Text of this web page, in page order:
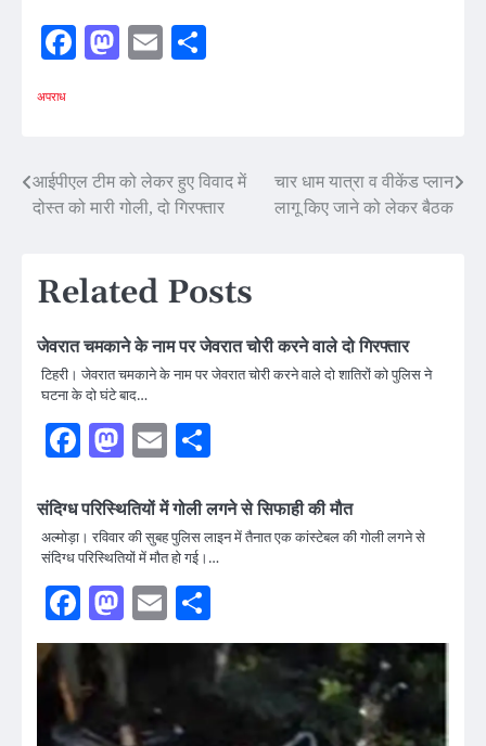
Facebook
Mastodon
Email
अपराध
Post
navigation
आईपीएल टीम को लेकर हुए विवाद में
दोस्त को मारी गोली, दो गिरफ्तार
चार धाम यात्रा व वीकेंड प्लान
लागू किए जाने को लेकर बैठक
Related Posts
जेवरात चमकाने के नाम पर जेवरात चोरी करने वाले दो गिरफ्तार
टिहरी। जेवरात चमकाने के नाम पर जेवरात चोरी करने वाले दो शातिरों को पुलिस ने
घटना के दो घंटे बाद…
Facebook
Mastodon
Email
संदिग्ध परिस्थितियों में गोली लगने से सिफाही की मौत
अल्मोड़ा। रविवार की सुबह पुलिस लाइन में तैनात एक कांस्टेबल की गोली लगने से
संदिग्ध परिस्थितियों में मौत हो गई।…
Facebook
Mastodon
Email